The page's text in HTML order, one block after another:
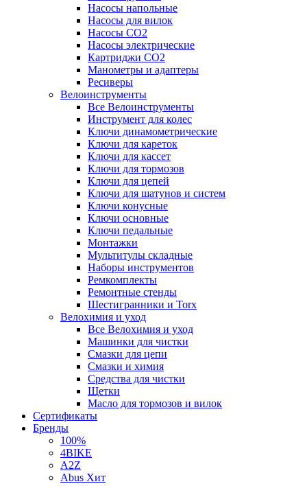
Насосы напольные
Насосы для вилок
Насосы CO2
Насосы электрические
Картриджи CO2
Манометры и адаптеры
Ресиверы
Велоинструменты
Все Велоинструменты
Инструмент для колес
Ключи динамометрические
Ключи для кареток
Ключи для кассет
Ключи для тормозов
Ключи для цепей
Ключи для шатунов и систем
Ключи конусные
Ключи основные
Ключи педальные
Монтажки
Мультитулы складные
Наборы инструментов
Ремкомплекты
Ремонтные стенды
Шестигранники и Torx
Велохимия и уход
Все Велохимия и уход
Машинки для чистки
Смазки для цепи
Смазки и химия
Средства для чистки
Щетки
Масло для тормозов и вилок
Сертификаты
Бренды
100%
4BIKE
A2Z
Abus Хит